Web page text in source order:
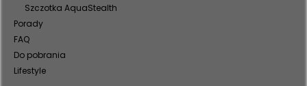
Szczotka AquaStealth
Porady
FAQ
Do pobrania
Lifestyle